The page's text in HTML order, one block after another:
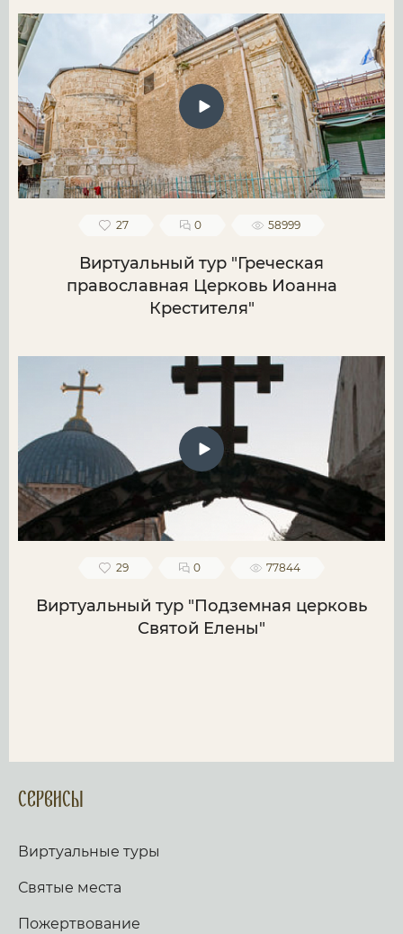
27 0 58999
Виртуальный тур "Греческая
православная Церковь Иоанна
Крестителя"
29 0 77844
Виртуальный тур "Подземная церковь
Святой Елены"
Сервисы
Виртуальные туры
Святые места
Пожертвование